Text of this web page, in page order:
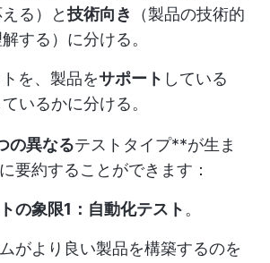
る）と技術向き
（製品の技術的
する）に分ける。
トを、製品をサポート している
ているかに分ける。
の異なるテストタイプ**が生ま
要約することができます：
の象限1：自動化テスト 。
がより良い製品を構築するのを